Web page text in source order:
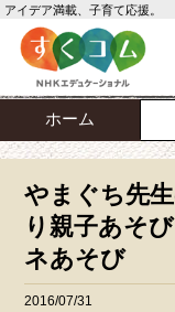
アイデア満載、子育て応援。
ホーム
やまぐち先
り親子あそ
ネあそび
2016/07/31